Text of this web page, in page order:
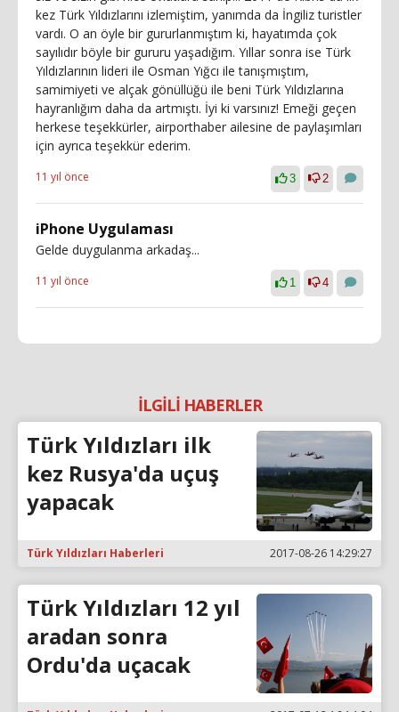
kez Türk Yıldızlarını izlemiştim, yanımda da İngiliz turistler
vardı. O an öyle bir gururlanmıştım ki, hayatımda çok
sayılıdır böyle bir gururu yaşadığım. Yıllar sonra ise Türk
Yıldızlarının lideri ile Osman Yığcı ile tanışmıştım,
samimiyeti ve alçak gönüllüğü ile beni Türk Yıldızlarına
hayranlığım daha da artmıştı. İyi ki varsınız! Emeği geçen
herkese teşekkürler, airporthaber ailesine de paylaşımları
için ayrıca teşekkür ederim.
11 yıl önce 3 2
iPhone Uygulaması
Gelde duygulanma arkadaş...
11 yıl önce 1 4
İLGİLİ HABERLER
Türk Yıldızları ilk
kez Rusya'da uçuş
yapacak
Türk Yıldızları Haberleri 2017-08-26 14:29:27
Türk Yıldızları 12 yıl
aradan sonra
Ordu'da uçacak